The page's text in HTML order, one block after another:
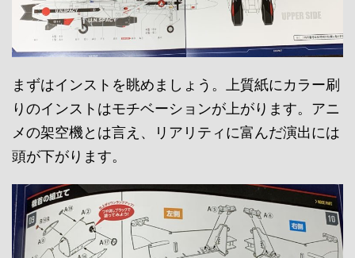
まずはインストを眺めましょう。上質紙にカラー刷
りのインストはモチベーションが上がります。アニ
メの架空機とは言え、リアリティに富んだ演出には
頭が下がります。